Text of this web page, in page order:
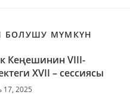
БОЛУШУ МҮМКҮН
Кеңешинин VIII-
XVII – сессиясы
17, 2025